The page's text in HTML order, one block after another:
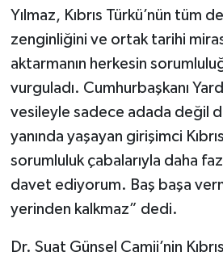
Yılmaz, Kıbrıs Türkü’nün tüm
zenginliğini ve ortak tarihi
aktarmanın herkesin
vurguladı. Cumhurbaşkanı
vesileyle sadece adada değil
yanında yaşayan girişimci
sorumluluk çabalarıyla daha
davet ediyorum. Baş başa
yerinden kalkmaz” dedi.
Dr. Suat Günsel Camii’nin